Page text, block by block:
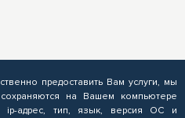
предоставить Вам услуги, мы
на Вашем компьютере
ip-адрес, тип, язык, версия ОС и